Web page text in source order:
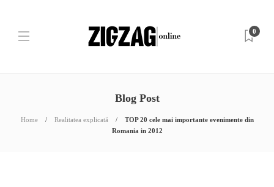
0
Blog Post
Home Realitatea explicată
TOP 20 cele mai importante evenimente din
Romania in 2012